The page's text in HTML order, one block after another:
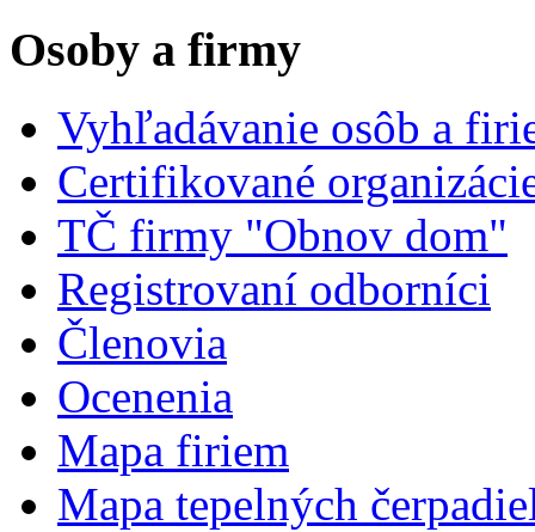
Osoby a firmy
Vyhľadávanie osôb a
Certifikované
TČ firmy "Obnov dom"
Registrovaní odborníci
Členovia
Ocenenia
Mapa firiem
Mapa tepelných